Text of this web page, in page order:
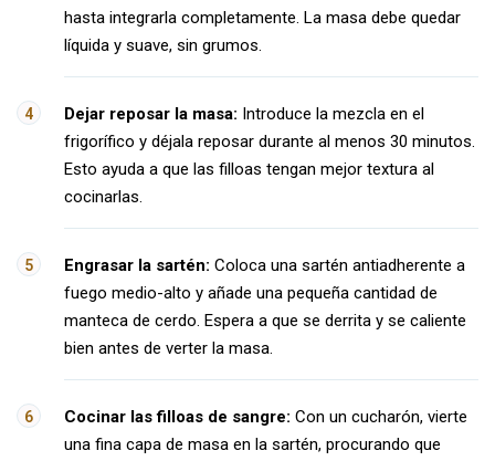
hasta integrarla completamente. La masa debe quedar
líquida y suave, sin grumos.
Dejar reposar la masa: Introduce la mezcla en el
frigorífico y déjala reposar durante al menos 30 minutos.
Esto ayuda a que las filloas tengan mejor textura al
cocinarlas.
Engrasar la sartén: Coloca una sartén antiadherente a
fuego medio-alto y añade una pequeña cantidad de
manteca de cerdo. Espera a que se derrita y se caliente
bien antes de verter la masa.
Cocinar las filloas de sangre: Con un cucharón, vierte
una fina capa de masa en la sartén, procurando que